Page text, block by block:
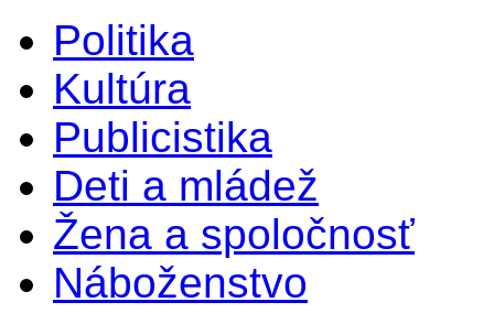
Politika
Kultúra
Publicistika
Deti a mládež
Žena a spoločnosť
Náboženstvo